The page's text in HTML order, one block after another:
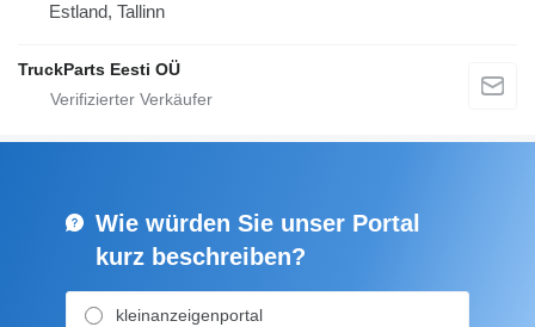
Estland, Tallinn
TruckParts Eesti OÜ
Wie würden Sie unser Portal
kurz beschreiben?
kleinanzeigenportal